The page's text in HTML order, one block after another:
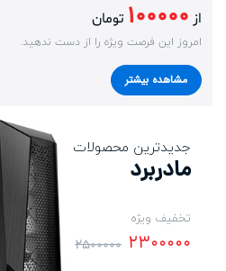
از 100000 تومان
امروز این فرصت ویژه را از دست ندهید.
مشاهده بیشتر
جدیدترین محصولات
مادربرد
تخفیف ویژه
2500000 2300000